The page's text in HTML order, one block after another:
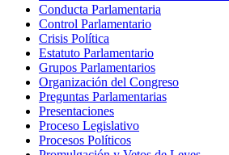
Conducta Parlamentaria
Control Parlamentario
Crisis Política
Estatuto Parlamentario
Grupos Parlamentarios
Organización del Congreso
Preguntas Parlamentarias
Presentaciones
Proceso Legislativo
Procesos Políticos